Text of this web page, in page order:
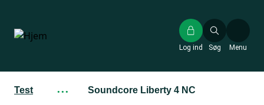
hovedindhold
Søg
Log ind Menu
Test ··· Soundcore Liberty 4 NC